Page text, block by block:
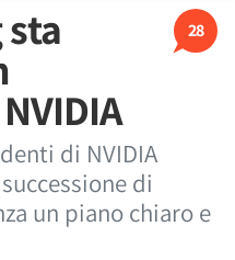
28
sta
di NVIDIA
di
un piano chiaro e